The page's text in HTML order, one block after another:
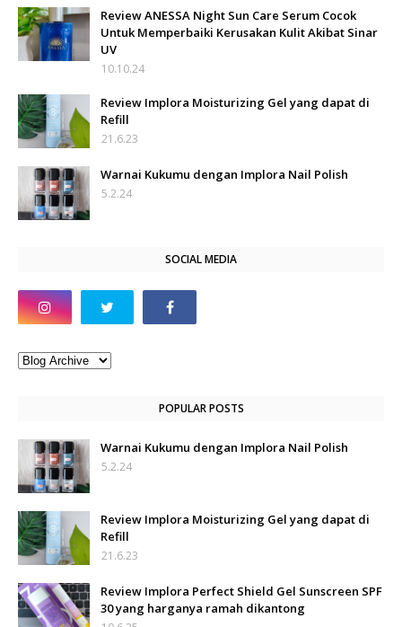
Review ANESSA Night Sun Care Serum Cocok
Untuk Memperbaiki Kerusakan Kulit Akibat Sinar
UV
10.10.24
Review Implora Moisturizing Gel yang dapat di
Refill
21.6.23
Warnai Kukumu dengan Implora Nail Polish
5.2.24
SOCIAL MEDIA
POPULAR POSTS
Warnai Kukumu dengan Implora Nail Polish
5.2.24
Review Implora Moisturizing Gel yang dapat di
Refill
21.6.23
Review Implora Perfect Shield Gel Sunscreen SPF
30 yang harganya ramah dikantong